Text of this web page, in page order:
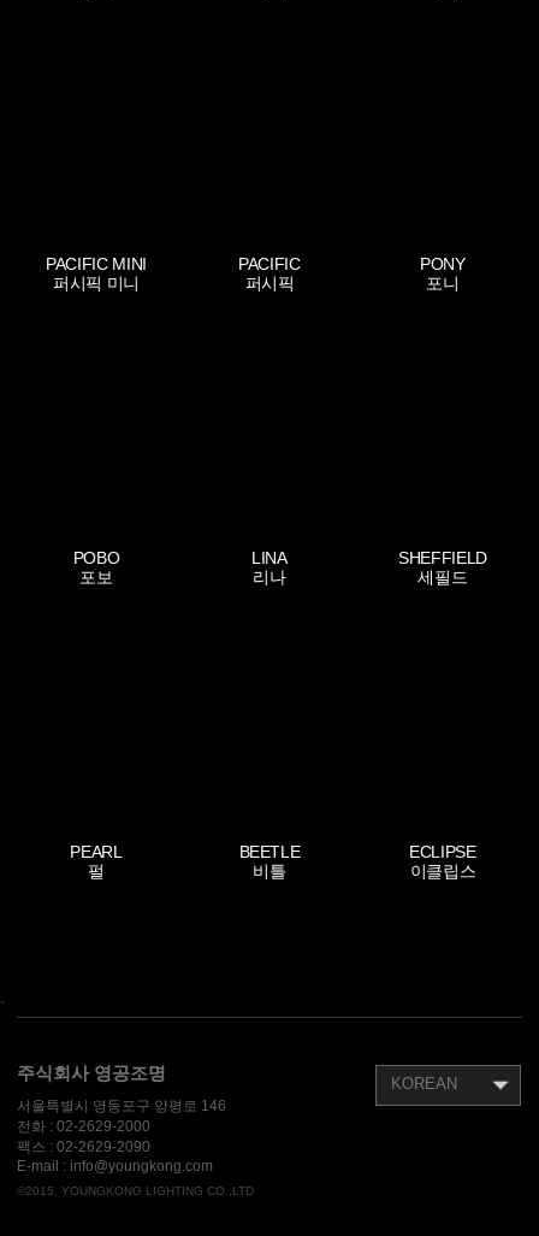
PACIFIC MINI
퍼시픽 미니
PACIFIC
퍼시픽
PONY
포니
POBO
포보
LINA
리나
SHEFFIELD
세필드
PEARL
펄
BEETLE
비틀
ECLIPSE
이클립스
`
주식회사 영공조명
서울특별시 영등포구 양평로 146
전화 : 02-2629-2000
팩스 : 02-2629-2090
E-mail : info@youngkong.com
©2015. YOUNGKONG LIGHTING CO.,LTD
KOREAN